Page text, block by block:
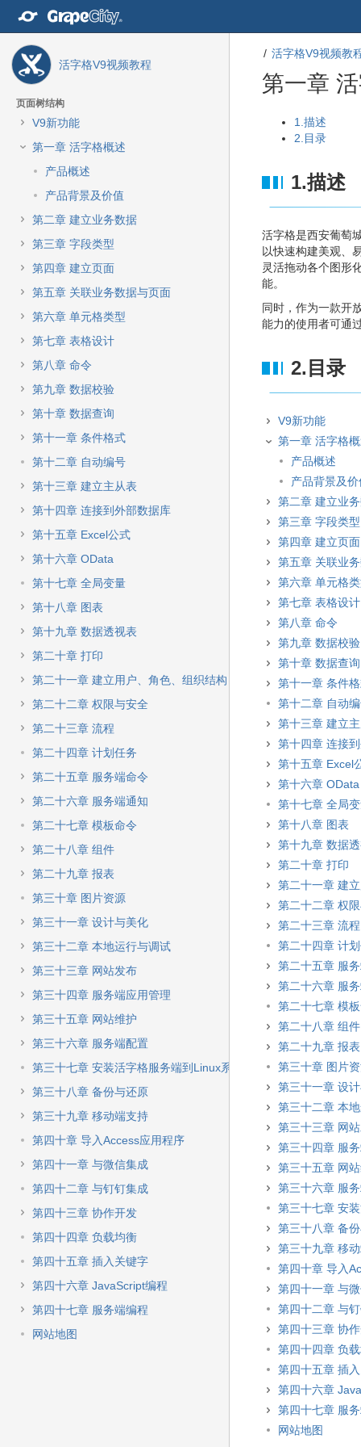
活字格V9视频教程
页面树结构
V9新功能
第一章 活字格概述
产品概述
产品背景及价值
第二章 建立业务数据
第三章 字段类型
第四章 建立页面
第五章 关联业务数据与页面
第六章 单元格类型
第七章 表格设计
第八章 命令
第九章 数据校验
第十章 数据查询
第十一章 条件格式
第十二章 自动编号
第十三章 建立主从表
第十四章 连接到外部数据库
第十五章 Excel公式
第十六章 OData
第十七章 全局变量
第十八章 图表
第十九章 数据透视表
第二十章 打印
第二十一章 建立用户、角色、组织结构
第二十二章 权限与安全
第二十三章 流程
第二十四章 计划任务
第二十五章 服务端命令
第二十六章 服务端通知
第二十七章 模板命令
第二十八章 组件
第二十九章 报表
第三十章 图片资源
第三十一章 设计与美化
第三十二章 本地运行与调试
第三十三章 网站发布
第三十四章 服务端应用管理
第三十五章 网站维护
第三十六章 服务端配置
第三十七章 安装活字格服务端到Linux系统
第三十八章 备份与还原
第三十九章 移动端支持
第四十章 导入Access应用程序
第四十一章 与微信集成
第四十二章 与钉钉集成
第四十三章 协作开发
第四十四章 负载均衡
第四十五章 插入关键字
第四十六章 JavaScript编程
第四十七章 服务端编程
网站地图
活字格V9视频教
第一章
1.描述
2.目录
1.描述
活字格是西安葡萄
以快速构建美观、
灵活拖动各个图形
能。
同时，作为一款开
能力的使用者可通
2.目录
V9新功能
第一章 活字格
产品概述
产品背景及价
第二章 建立业
第三章 字段类型
第四章 建立页面
第五章 关联业
第六章 单元格
第七章 表格设计
第八章 命令
第九章 数据校验
第十章 数据查询
第十一章 条件
第十二章 自动
第十三章 建立
第十四章 连接
第十五章 Excel
第十六章 OData
第十七章 全局
第十八章 图表
第十九章 数据
第二十章 打印
第二十一章 建
第二十二章 权
第二十三章 流程
第二十四章 计
第二十五章 服
第二十六章 服
第二十七章 模
第二十八章 组件
第二十九章 报表
第三十章 图片
第三十一章 设
第三十二章 本
第三十三章 网
第三十四章 服
第三十五章 网
第三十六章 服
第三十七章 安
第三十八章 备
第三十九章 移
第四十章 导入
第四十一章 与
第四十二章 与
第四十三章 协
第四十四章 负
第四十五章 插
第四十六章
第四十七章 服
网站地图